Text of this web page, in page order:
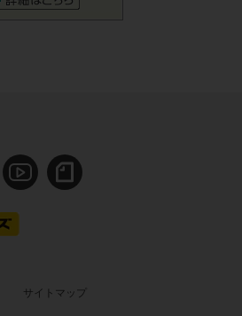
サイトマップ